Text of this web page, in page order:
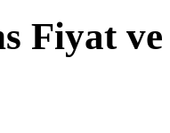
Fiyat